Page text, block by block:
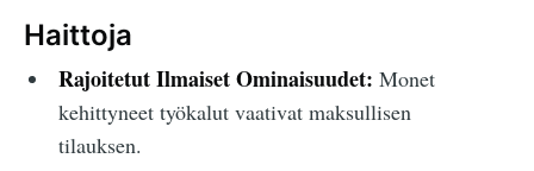
Haittoja
Rajoitetut Ilmaiset Ominaisuudet: Monet
kehittyneet työkalut vaativat maksullisen
tilauksen.